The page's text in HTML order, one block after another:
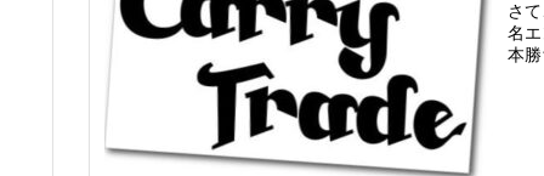
さ
名
本